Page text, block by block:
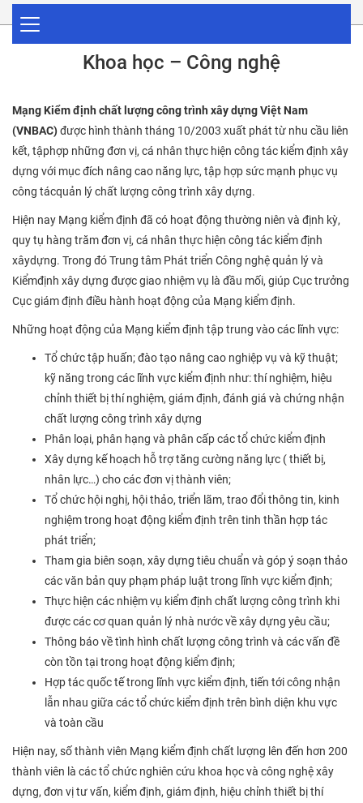
Khoa học – Công nghệ
Mạng Kiểm định chất lượng công trình xây dựng Việt Nam
(VNBAC)được hình thành tháng 10/2003 xuất phát từ nhu cầu liên
kết, tậphợp những đơn vị, cá nhân thực hiện công tác kiểm định xây
dựng với mục đích nâng cao năng lực, tập hợp sức mạnh phục vụ
công tácquản lý chất lượng công trình xây dựng.
Hiện nay Mạng kiểm định đã có hoạt động thường niên và định kỳ,
quy tụ hàng trăm đơn vị, cá nhân thực hiện công tác kiểm định
xâydựng. Trong đó Trung tâm Phát triển Công nghệ quản lý và
Kiểmđịnh xây dựng được giao nhiệm vụ là đầu mối, giúp Cục trưởng
Cục giám định điều hành hoạt động của Mạng kiểm định.
Những hoạt động của Mạng kiểm định tập trung vào các lĩnh vực:
Tổ chức tập huấn; đào tạo nâng cao nghiệp vụ và kỹ thuật;
kỹ năng trong các lĩnh vực kiểm định như: thí nghiệm, hiệu
chỉnh thiết bị thí nghiệm, giám định, đánh giá và chứng nhận
chất lượng công trình xây dựng
Phân loại, phân hạng và phân cấp các tổ chức kiểm định
Xây dựng kế hoạch hỗ trợ tăng cường năng lực ( thiết bị,
nhân lực…) cho các đơn vị thành viên;
Tổ chức hội nghị, hội thảo, triển lãm, trao đổi thông tin, kinh
nghiệm trong hoạt động kiểm định trên tinh thần hợp tác
phát triển;
Tham gia biên soạn, xây dựng tiêu chuẩn và góp ý soạn thảo
các văn bản quy phạm pháp luật trong lĩnh vực kiểm định;
Thực hiện các nhiệm vụ kiểm định chất lượng công trình khi
được các cơ quan quản lý nhà nước về xây dựng yêu cầu;
Thông báo về tình hình chất lượng công trình và các vấn đề
còn tồn tại trong hoạt động kiểm định;
Hợp tác quốc tế trong lĩnh vực kiểm định, tiến tới công nhận
lẫn nhau giữa các tổ chức kiểm định trên bình diện khu vực
và toàn cầu
Hiện nay, số thành viên Mạng kiểm định chất lượng lên đến hơn 200
thành viên là các tổ chức nghiên cứu khoa học và công nghệ xây
dựng, đơn vị tư vấn, kiểm định, giám định, hiệu chỉnh thiết bị thí